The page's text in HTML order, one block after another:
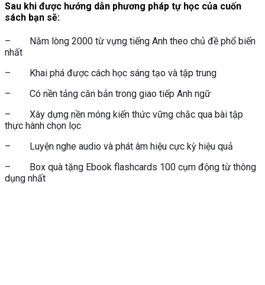
Sau khi được hướng dẫn phương pháp tự học của cuốn
sách bạn sẽ:
– Nằm lòng 2000 từ vựng tiếng Anh theo chủ đề phổ biến
nhất
– Khai phá được cách học sáng tạo và tập trung
– Có nền tảng căn bản trong giao tiếp Anh ngữ
– Xây dựng nền móng kiến thức vững chắc qua bài tập
thực hành chọn lọc
– Luyện nghe audio và phát âm hiệu cực kỳ hiệu quả
– Box quà tặng Ebook flashcards 100 cụm động từ thông
dụng nhất